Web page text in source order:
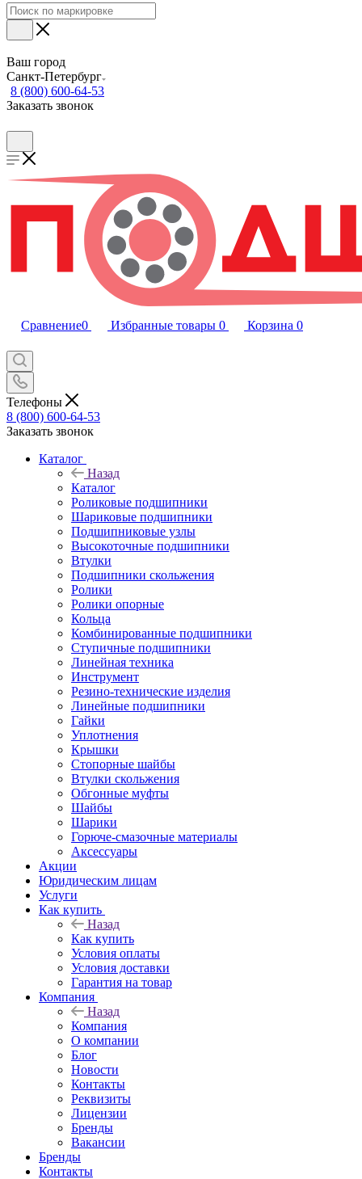
Ваш город
Санкт-Петербург
8 (800) 600-64-53
Заказать звонок
Сравнение0 Избранные товары 0 Корзина 0
Телефоны
8 (800) 600-64-53
Заказать звонок
Каталог
Назад
Каталог
Роликовые подшипники
Шариковые подшипники
Подшипниковые узлы
Высокоточные подшипники
Втулки
Подшипники скольжения
Ролики
Ролики опорные
Кольца
Комбинированные подшипники
Ступичные подшипники
Линейная техника
Инструмент
Резино-технические изделия
Линейные подшипники
Гайки
Уплотнения
Крышки
Стопорные шайбы
Втулки скольжения
Обгонные муфты
Шайбы
Шарики
Горюче-смазочные материалы
Аксессуары
Акции
Юридическим лицам
Услуги
Как купить
Назад
Как купить
Условия оплаты
Условия доставки
Гарантия на товар
Компания
Назад
Компания
О компании
Блог
Новости
Контакты
Реквизиты
Лицензии
Бренды
Вакансии
Бренды
Контакты